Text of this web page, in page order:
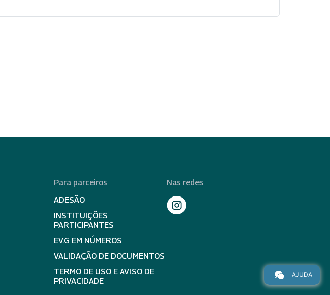
Para parceiros
ADESÃO
INSTITUIÇÕES
PARTICIPANTES
EV.G EM NÚMEROS
VALIDAÇÃO DE DOCUMENTOS
TERMO DE USO E AVISO DE
PRIVACIDADE
Nas redes
AJUDA